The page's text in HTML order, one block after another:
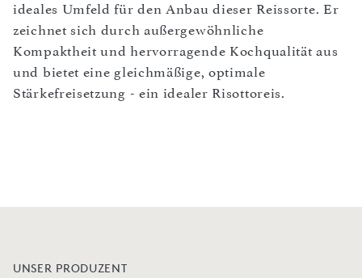
ideales Umfeld für den Anbau dieser Reissorte. Er
zeichnet sich durch außergewöhnliche
Kompaktheit und hervorragende Kochqualität aus
und bietet eine gleichmäßige, optimale
Stärkefreisetzung - ein idealer Risottoreis.
UNSER PRODUZENT